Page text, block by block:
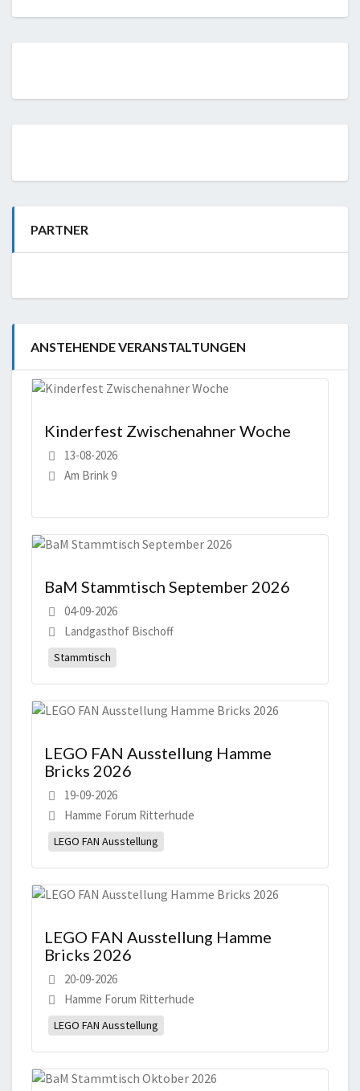
PARTNER
ANSTEHENDE VERANSTALTUNGEN
Kinderfest Zwischenahner Woche
13-08-2026
Am Brink 9
BaM Stammtisch September 2026
04-09-2026
Landgasthof Bischoff
Stammtisch
LEGO FAN Ausstellung Hamme
Bricks 2026
19-09-2026
Hamme Forum Ritterhude
LEGO FAN Ausstellung
LEGO FAN Ausstellung Hamme
Bricks 2026
20-09-2026
Hamme Forum Ritterhude
LEGO FAN Ausstellung